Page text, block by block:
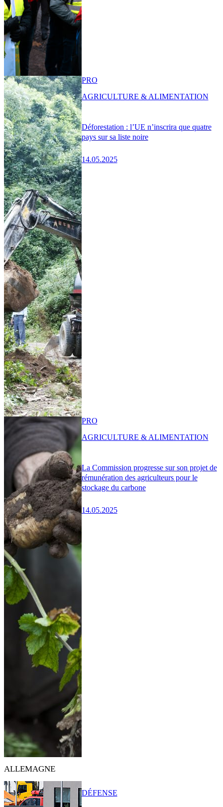
Déforestation : l’UE n’inscrira que quatre
pays sur sa liste noire
14.05.2025
PRO
AGRICULTURE & ALIMENTATION
La Commission progresse sur son projet de
rémunération des agriculteurs pour le
stockage du carbone
14.05.2025
PRO
AGRICULTURE & ALIMENTATION
ALLEMAGNE
DÉFENSE